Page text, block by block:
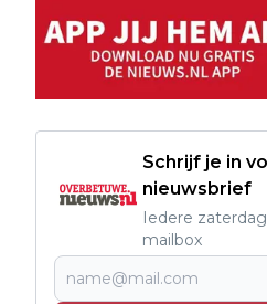
Schrijf je in
nieuwsbrief
Iedere
mailbox